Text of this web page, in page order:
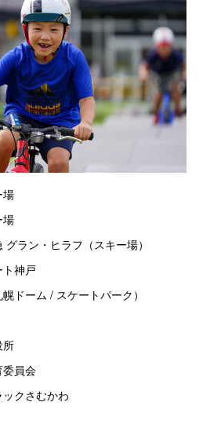
場
場
ラン・ヒラフ（スキー場）
神戸
ドーム / スケートパーク）
所
員会
クさむかわ